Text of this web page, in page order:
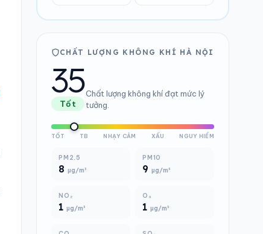
CHẤT LƯỢNG KHÔNG KHÍ HÀ NỘI
35
Tốt
Chất lượng không khí đạt mức lý
tưởng.
TỐT TB NHẠY CẢM XẤU NGUY HIỂM
PM2.5
8 µg/m³
PM10
9 µg/m³
NO₂
1 µg/m³
O₃
1 µg/m³